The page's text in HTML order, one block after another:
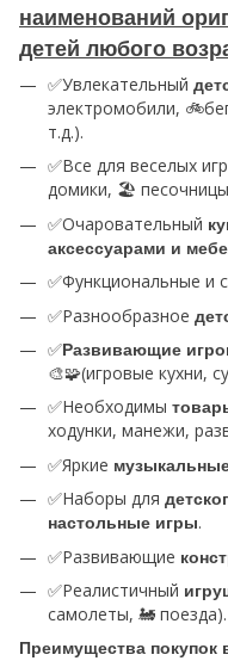
наименований
детей любого
✅Увлекательный
электромобили,
т.д.).
✅Все для веселых игр
домики, 🏖️ песочницы
✅Очаровательный
аксессуарами и
✅Функциональные и
✅Разнообразное
✅Развивающие
🎨🧩(игровые кухни,
✅Необходимы
ходунки, манежи,
✅Яркие
✅Наборы для
настольные игры.
✅Развивающие
✅Реалистичный
самолеты, 🚂 поезда).
Преимущества покупок